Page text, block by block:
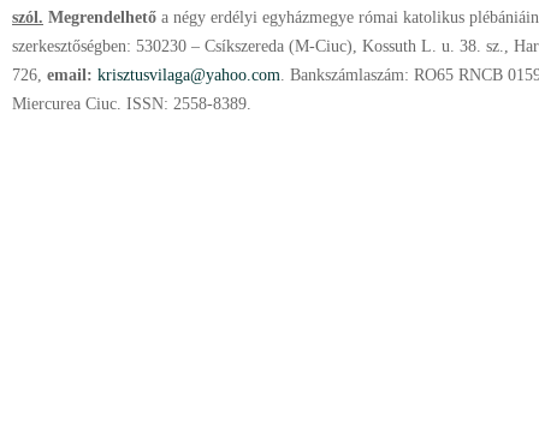
szól. Megrendelhető a négy erdélyi egyházmegye római katolikus
szerkesztőségben: 530230 – Csíkszereda (M-Ciuc), Kossuth L. u. 38. sz.,
726, email: krisztusvilaga@yahoo.com . Bankszámlaszám: RO65 RNCB
Miercurea Ciuc. ISSN: 2558-8389.